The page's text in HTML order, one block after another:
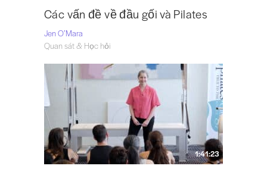
Các vấn đề về đầu gối và Pilates
Jen O’Mara
Quan sát & Học hỏi
1:41:23